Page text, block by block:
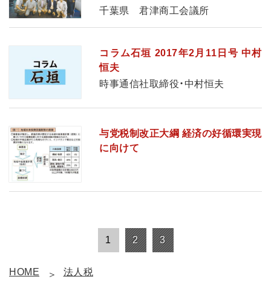
千葉県 君津商工会議所
コラム石垣 2017年2月11日号 中村
恒夫
時事通信社取締役・中村恒夫
与党税制改正大綱 経済の好循環実現
に向けて
1 2 3
HOME 法人税